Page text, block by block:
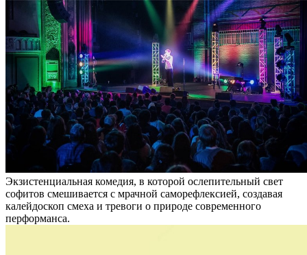
Экзистенциальная комедия, в которой ослепительный свет
софитов смешивается с мрачной саморефлексией, создавая
калейдоскоп смеха и тревоги о природе современного
перформанса.